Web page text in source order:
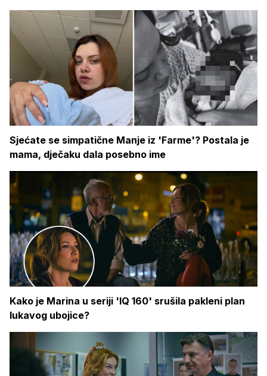
Sjećate se simpatične Manje iz 'Farme'? Postala je
mama, dječaku dala posebno ime
Kako je Marina u seriji 'IQ 160' srušila pakleni plan
lukavog ubojice?